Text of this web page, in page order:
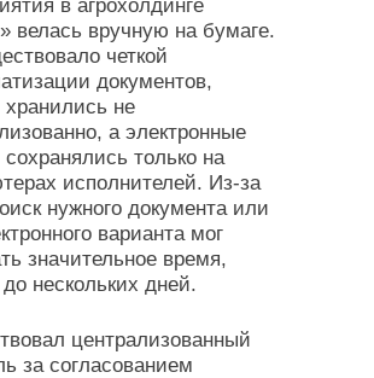
в агрохолдинге
велась вручную на бумаге.
четкой
документов,
хранились не
а электронные
только на
исполнителей. Из-за
нужного документа или
варианта мог
значительное время,
нескольких дней.
централизованный
за согласованием